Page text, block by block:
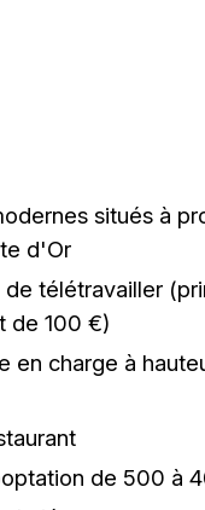
situés à
d'Or
de télétravailler
de 100 €)
en charge à
de 500 à